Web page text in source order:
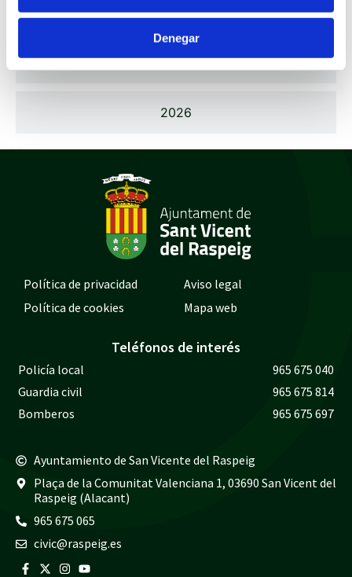
Denegar
2024
2025
2026
Política de privacidad
Aviso legal
Política de cookies
Mapa web
Teléfonos de interés
Policía local
965 675 040
Guardia civil
965 675 814
Bomberos
965 675 697
Ayuntamiento de San Vicente del Raspeig
Plaça de la Comunitat Valenciana 1, 03690 San Vicent del
Raspeig (Alacant)
965 675 065
civic@raspeig.es